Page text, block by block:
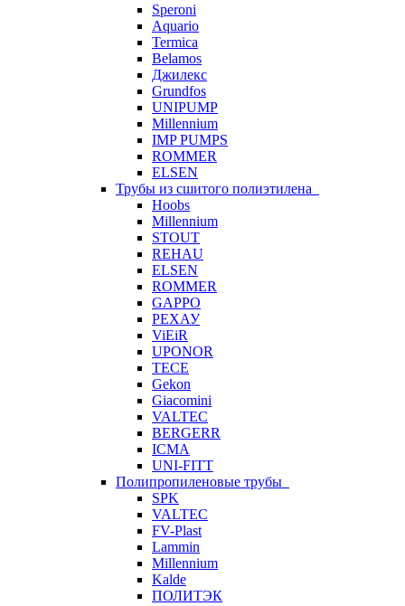
Speroni
Aquario
Termica
Belamos
Джилекс
Grundfos
UNIPUMP
Millennium
IMP PUMPS
ROMMER
ELSEN
Трубы из сшитого полиэтилена
Hoobs
Millennium
STOUT
REHAU
ELSEN
ROMMER
GAPPO
РЕХАУ
ViEiR
UPONOR
TECE
Gekon
Giacomini
VALTEC
BERGERR
ICMA
UNI-FITT
Полипропиленовые трубы
SPK
VALTEC
FV-Plast
Lammin
Millennium
Kalde
ПОЛИТЭК